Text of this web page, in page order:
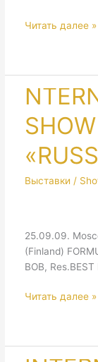
WELT
SHOW
OF
DACHSHUND
Читать далее »
Выставки /
25.09.09.
(Finland)
ВОВ, Res.BEST
NTERNATIONAL
FCI
Читать далее »